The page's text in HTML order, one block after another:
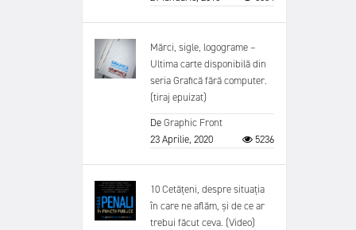
Mărci, sigle, logograme –
Ultima carte disponibilă din
seria Grafică fără computer.
(tiraj epuizat)
DeGraphic Front
23 Aprilie, 2020
5236
10 Cetățeni, despre situația
în care ne aflăm, și de ce ar
trebui făcut ceva. (Video)